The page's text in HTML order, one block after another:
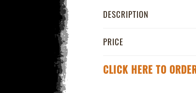
DESCRIPTION
PRICE
CLICK HERE TO